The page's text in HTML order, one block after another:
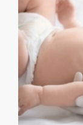
ses affiliés.